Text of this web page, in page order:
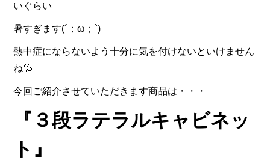
いぐらい
暑すぎます(´；ω；`)
熱中症にならないよう十分に気を付けないといけません
ね💦
今回ご紹介させていただきます商品は・・・
『３段ラテラルキャビネッ
ト』